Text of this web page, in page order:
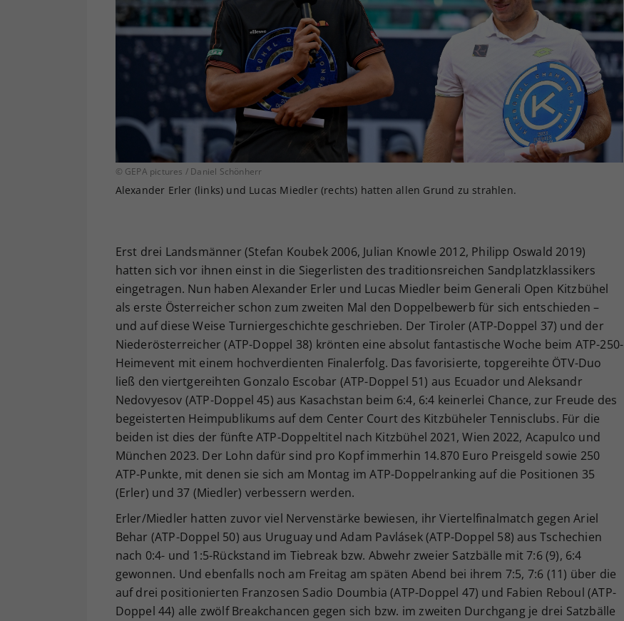
© GEPA pictures / Daniel Schönherr
Alexander Erler (links) und Lucas Miedler (rechts) hatten allen Grund zu strahlen.
Erst drei Landsmänner (Stefan Koubek 2006, Julian Knowle 2012, Philipp Oswald 2019)
hatten sich vor ihnen einst in die Siegerlisten des traditionsreichen Sandplatzklassikers
eingetragen. Nun haben Alexander Erler und Lucas Miedler beim Generali Open Kitzbühel
als erste Österreicher schon zum zweiten Mal den Doppelbewerb für sich entschieden –
und auf diese Weise Turniergeschichte geschrieben. Der Tiroler (ATP-Doppel 37) und der
Niederösterreicher (ATP-Doppel 38) krönten eine absolut fantastische Woche beim ATP-250-
Heimevent mit einem hochverdienten Finalerfolg. Das favorisierte, topgereihte ÖTV-Duo
ließ den viertgereihten Gonzalo Escobar (ATP-Doppel 51) aus Ecuador und Aleksandr
Nedovyesov (ATP-Doppel 45) aus Kasachstan beim 6:4, 6:4 keinerlei Chance, zur Freude des
begeisterten Heimpublikums auf dem Center Court des Kitzbüheler Tennisclubs. Für die
beiden ist dies der fünfte ATP-Doppeltitel nach Kitzbühel 2021, Wien 2022, Acapulco und
München 2023. Der Lohn dafür sind pro Kopf immerhin 14.870 Euro Preisgeld sowie 250
ATP-Punkte, mit denen sie sich am Montag im ATP-Doppelranking auf die Positionen 35
(Erler) und 37 (Miedler) verbessern werden.
Erler/Miedler hatten zuvor viel Nervenstärke bewiesen, ihr Viertelfinalmatch gegen Ariel
Behar (ATP-Doppel 50) aus Uruguay und Adam Pavlásek (ATP-Doppel 58) aus Tschechien
nach 0:4- und 1:5-Rückstand im Tiebreak bzw. Abwehr zweier Satzbälle mit 7:6 (9), 6:4
gewonnen. Und ebenfalls noch am Freitag am späten Abend bei ihrem 7:5, 7:6 (11) über die
auf drei positionierten Franzosen Sadio Doumbia (ATP-Doppel 47) und Fabien Reboul (ATP-
Doppel 44) alle zwölf Breakchancen gegen sich bzw. im zweiten Durchgang je drei Satzbälle
Ihrer vorgenommen Einstellungen, falls der
Webseiten-Betreiber dies eingestellt hat.